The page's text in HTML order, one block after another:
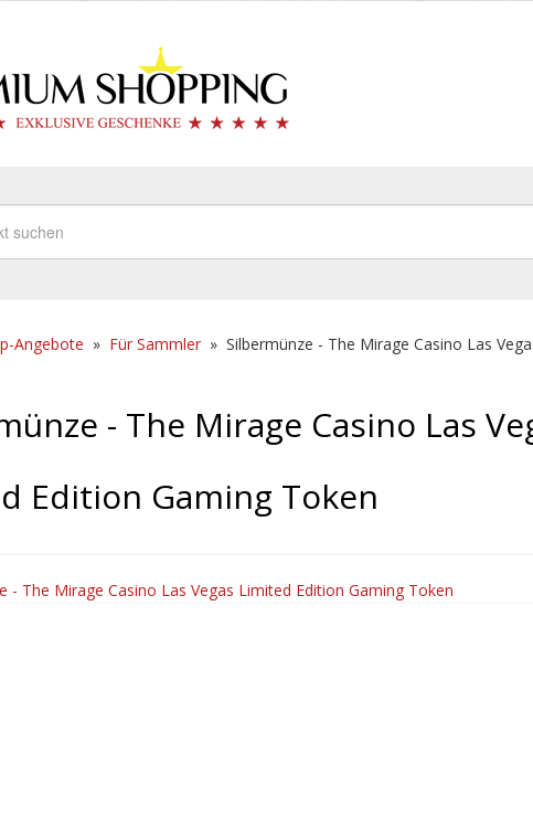
Angebote » Für Sammler » Silbermünze - The Mirage Casino Las
- The Mirage Casino Las
Edition Gaming Token